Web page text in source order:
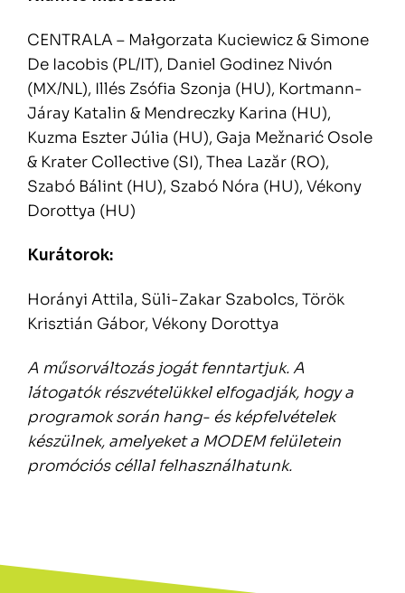
CENTRALA – Małgorzata Kuciewicz & Simone
De Iacobis (PL/IT), Daniel Godinez Nivón
(MX/NL), Illés Zsófia Szonja (HU), Kortmann-
Járay Katalin & Mendreczky Karina (HU),
Kuzma Eszter Júlia (HU), Gaja Mežnarić Osole
& Krater Collective (SI), Thea Lazăr (RO),
Szabó Bálint (HU), Szabó Nóra (HU), Vékony
Dorottya (HU)
Kurátorok:
Horányi Attila, Süli-Zakar Szabolcs, Török
Krisztián Gábor, Vékony Dorottya
A műsorváltozás jogát fenntartjuk. A
látogatók részvételükkel elfogadják, hogy a
programok során hang- és képfelvételek
készülnek, amelyeket a MODEM felületein
promóciós céllal felhasználhatunk.